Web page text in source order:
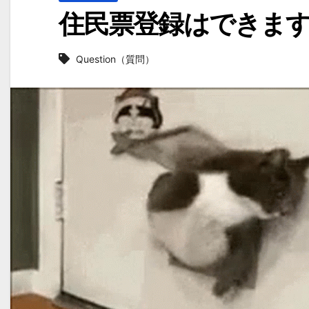
住民票登録はできま
Question（質問）